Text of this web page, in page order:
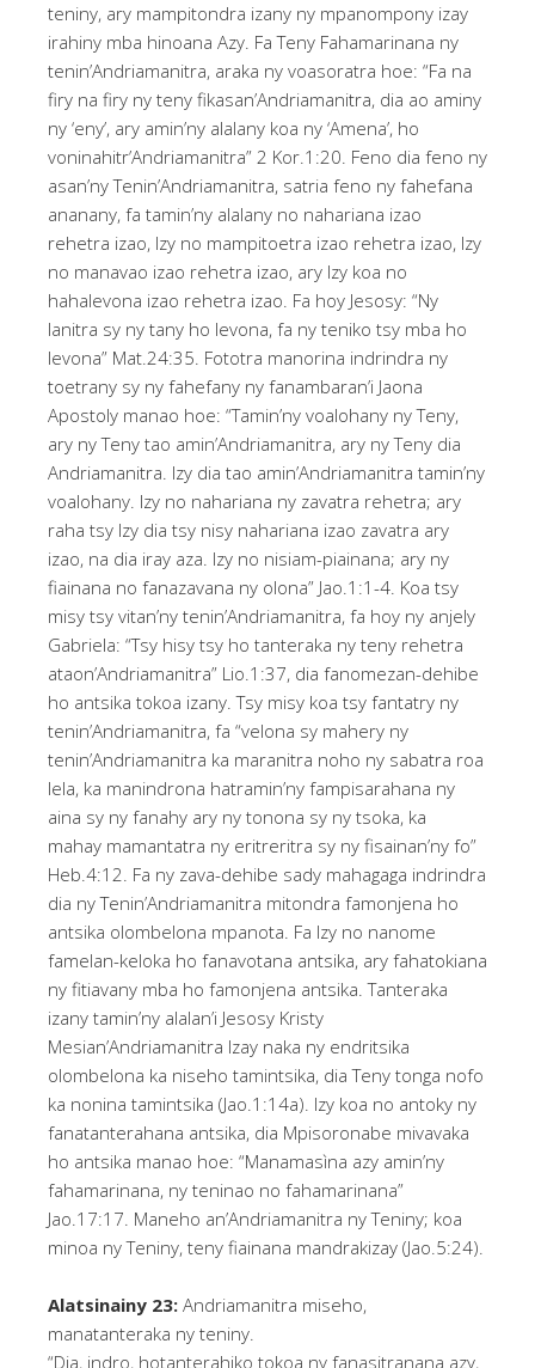
teniny, ary mampitondra izany ny mpanompony izay
irahiny mba hinoana Azy. Fa Teny Fahamarinana ny
tenin’Andriamanitra, araka ny voasoratra hoe: “Fa na
firy na firy ny teny fikasan’Andriamanitra, dia ao aminy
ny ‘eny’, ary amin’ny alalany koa ny ‘Amena’, ho
voninahitr’Andriamanitra” 2 Kor.1:20. Feno dia feno ny
asan’ny Tenin’Andriamanitra, satria feno ny fahefana
ananany, fa tamin’ny alalany no nahariana izao
rehetra izao, Izy no mampitoetra izao rehetra izao, Izy
no manavao izao rehetra izao, ary Izy koa no
hahalevona izao rehetra izao. Fa hoy Jesosy: “Ny
lanitra sy ny tany ho levona, fa ny teniko tsy mba ho
levona” Mat.24:35. Fototra manorina indrindra ny
toetrany sy ny fahefany ny fanambaran’i Jaona
Apostoly manao hoe: “Tamin’ny voalohany ny Teny,
ary ny Teny tao amin’Andriamanitra, ary ny Teny dia
Andriamanitra. Izy dia tao amin’Andriamanitra tamin’ny
voalohany. Izy no nahariana ny zavatra rehetra; ary
raha tsy Izy dia tsy nisy nahariana izao zavatra ary
izao, na dia iray aza. Izy no nisiam-piainana; ary ny
fiainana no fanazavana ny olona” Jao.1:1-4. Koa tsy
misy tsy vitan’ny tenin’Andriamanitra, fa hoy ny anjely
Gabriela: “Tsy hisy tsy ho tanteraka ny teny rehetra
ataon’Andriamanitra” Lio.1:37, dia fanomezan-dehibe
ho antsika tokoa izany. Tsy misy koa tsy fantatry ny
tenin’Andriamanitra, fa “velona sy mahery ny
tenin’Andriamanitra ka maranitra noho ny sabatra roa
lela, ka manindrona hatramin’ny fampisarahana ny
aina sy ny fanahy ary ny tonona sy ny tsoka, ka
mahay mamantatra ny eritreritra sy ny fisainan’ny fo”
Heb.4:12. Fa ny zava-dehibe sady mahagaga indrindra
dia ny Tenin’Andriamanitra mitondra famonjena ho
antsika olombelona mpanota. Fa Izy no nanome
famelan-keloka ho fanavotana antsika, ary fahatokiana
ny fitiavany mba ho famonjena antsika. Tanteraka
izany tamin’ny alalan’i Jesosy Kristy
Mesian’Andriamanitra Izay naka ny endritsika
olombelona ka niseho tamintsika, dia Teny tonga nofo
ka nonina tamintsika (Jao.1:14a). Izy koa no antoky ny
fanatanterahana antsika, dia Mpisoronabe mivavaka
ho antsika manao hoe: “Manamasìna azy amin’ny
fahamarinana, ny teninao no fahamarinana”
Jao.17:17. Maneho an’Andriamanitra ny Teniny; koa
minoa ny Teniny, teny fiainana mandrakizay (Jao.5:24).
Alatsinainy 23: Andriamanitra miseho,
manatanteraka ny teniny.
“Dia, indro, hotanterahiko tokoa ny fanasitranana azy,